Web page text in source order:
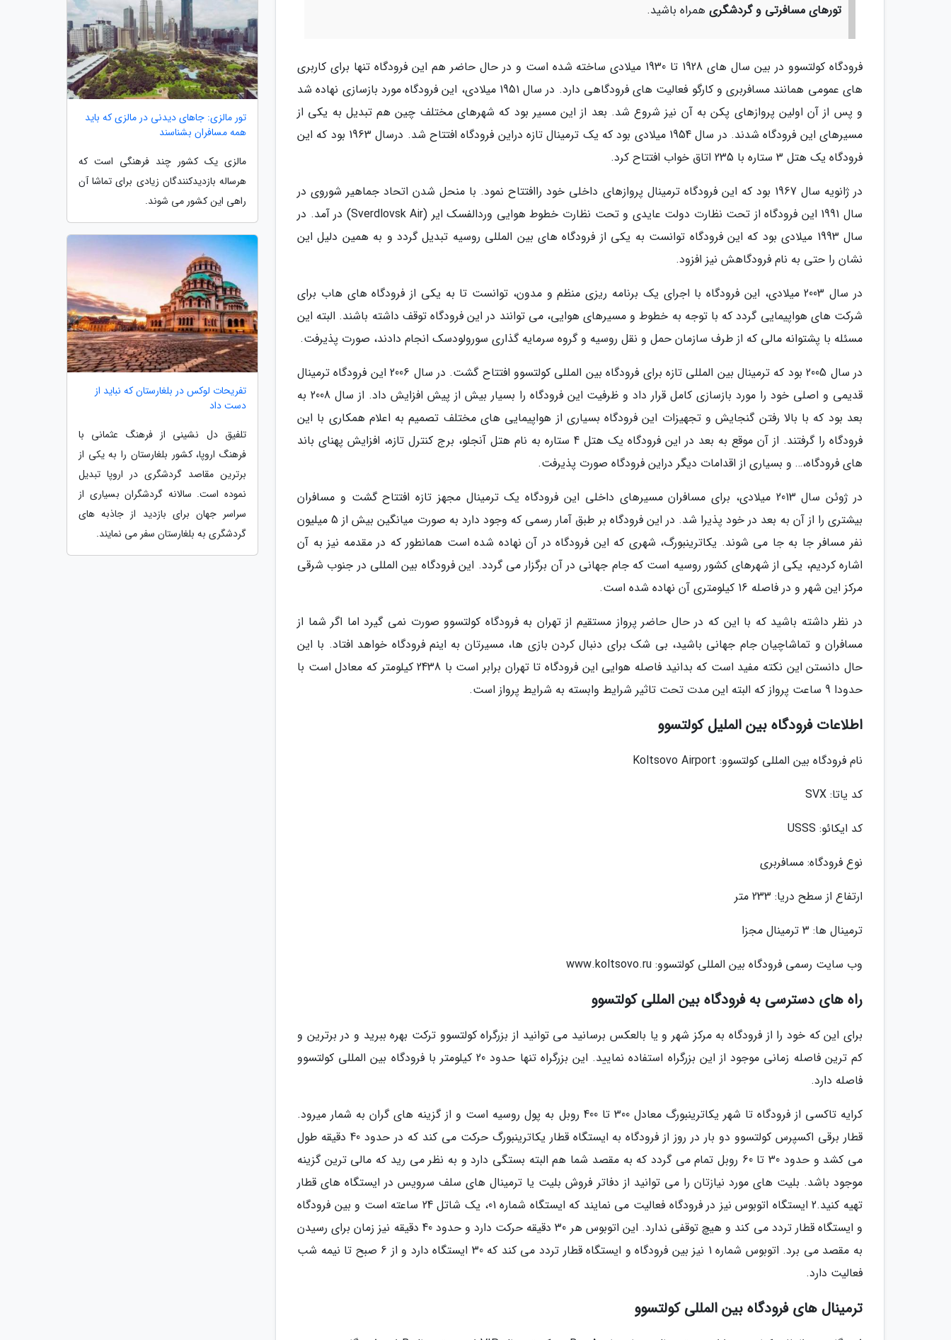
تورهای مسافرتی و گردشگری همراه باشید.
فرودگاه کولتسوو در بین سال های 1928 تا 1930 میلادی ساخته شده است و در حال حاضر هم این فرودگاه تنها برای کاربری
های عمومی همانند مسافربری و کارگو فعالیت های فرودگاهی دارد. در سال 1951 میلادی، این فرودگاه مورد بازسازی نهاده شد
و پس از آن اولین پروازهای پکن به آن نیز شروع شد. بعد از این مسیر بود که شهرهای مختلف چین هم تبدیل به یکی از
مسیرهای این فرودگاه شدند. در سال 1954 میلادی بود که یک ترمینال تازه دراین فرودگاه افتتاح شد. درسال 1963 بود که این
فرودگاه یک هتل 3 ستاره با 235 اتاق خواب افتتاح کرد.
در ژانویه سال 1967 بود که این فرودگاه ترمینال پروازهای داخلی خود راافتتاح نمود. با منحل شدن اتحاد جماهیر شوروی در
سال 1991 این فرودگاه از تحت نظارت دولت عایدی و تحت نظارت خطوط هوایی وردالفسک ایر (Sverdlovsk Air) در آمد. در
سال 1993 میلادی بود که این فرودگاه توانست به یکی از فرودگاه های بین المللی روسیه تبدیل گردد و به همین دلیل این
نشان را حتی به نام فرودگاهش نیز افزود.
در سال 2003 میلادی، این فرودگاه با اجرای یک برنامه ریزی منظم و مدون، توانست تا به یکی از فرودگاه های هاب برای
شرکت های هواپیمایی گردد که با توجه به خطوط و مسیرهای هوایی، می توانند در این فرودگاه توقف داشته باشند. البته این
مسئله با پشتوانه مالی که از طرف سازمان حمل و نقل روسیه و گروه سرمایه گذاری سورولودسک انجام دادند، صورت پذیرفت.
در سال 2005 بود که ترمینال بین المللی تازه برای فرودگاه بین المللی کولتسوو افتتاح گشت. در سال 2006 این فرودگاه ترمینال
قدیمی و اصلی خود را مورد بازسازی کامل قرار داد و ظرفیت این فرودگاه را بسیار بیش از پیش افزایش داد. از سال 2008 به
بعد بود که با بالا رفتن گنجایش و تجهیزات این فرودگاه بسیاری از هواپیمایی های مختلف تصمیم به اعلام همکاری با این
فرودگاه را گرفتند. از آن موقع به بعد در این فرودگاه یک هتل 4 ستاره به نام هتل آنجلو، برج کنترل تازه، افزایش پهنای باند
های فرودگاه،… و بسیاری از اقدامات دیگر دراین فرودگاه صورت پذیرفت.
در ژوئن سال 2013 میلادی، برای مسافران مسیرهای داخلی این فرودگاه یک ترمینال مجهز تازه افتتاح گشت و مسافران
بیشتری را از آن به بعد در خود پذیرا شد. در این فرودگاه بر طبق آمار رسمی که وجود دارد به صورت میانگین بیش از 5 میلیون
نفر مسافر جا به جا می شوند. یکاترینبورگ، شهری که این فرودگاه در آن نهاده شده است همانطور که در مقدمه نیز به آن
اشاره کردیم، یکی از شهرهای کشور روسیه است که جام جهانی در آن برگزار می گردد. این فرودگاه بین المللی در جنوب شرقی
مرکز این شهر و در فاصله 16 کیلومتری آن نهاده شده است.
در نظر داشته باشید که با این که در حال حاضر پرواز مستقیم از تهران به فرودگاه کولتسوو صورت نمی گیرد اما اگر شما از
مسافران و تماشاچیان جام جهانی باشید، بی شک برای دنبال کردن بازی ها، مسیرتان به اینم فرودگاه خواهد افتاد. با این
حال دانستن این نکته مفید است که بدانید فاصله هوایی این فرودگاه تا تهران برابر است با 2438 کیلومتر که معادل است با
حدودا 9 ساعت پرواز که البته این مدت تحت تاثیر شرایط وابسته به شرایط پرواز است.
اطلاعات فرودگاه بین الملیل کولتسوو
نام فرودگاه بین المللی کولتسوو: Koltsovo Airport
کد یاتا: SVX
کد ایکائو: USSS
نوع فرودگاه: مسافربری
ارتفاع از سطح دریا: 233 متر
ترمینال ها: 3 ترمینال مجزا
وب سایت رسمی فرودگاه بین المللی کولتسوو: www.koltsovo.ru
راه های دسترسی به فرودگاه بین المللی کولتسوو
برای این که خود را از فرودگاه به مرکز شهر و یا بالعکس برسانید می توانید از بزرگراه کولتسوو ترکت بهره ببرید و در برترین و
کم ترین فاصله زمانی موجود از این بزرگراه استفاده نمایید. این بزرگراه تنها حدود 20 کیلومتر با فرودگاه بین المللی کولتسوو
فاصله دارد.
کرایه تاکسی از فرودگاه تا شهر یکاترینبورگ معادل 300 تا 400 روبل به پول روسیه است و از گزینه های گران به شمار میرود.
قطار برقی اکسپرس کولتسوو دو بار در روز از فرودگاه به ایستگاه قطار یکاترینبورگ حرکت می کند که در حدود 40 دقیقه طول
می کشد و حدود 30 تا 60 روبل تمام می گردد که به مقصد شما هم البته بستگی دارد و به نظر می رید که مالی ترین گزینه
موجود باشد. بلیت های مورد نیازتان را می توانید از دفاتر فروش بلیت یا ترمینال های سلف سرویس در ایستگاه های قطار
تهیه کنید.2 ایستگاه اتوبوس نیز در فرودگاه فعالیت می نمایند که ایستگاه شماره 01، یک شاتل 24 ساعته است و بین فرودگاه
و ایستگاه قطار تردد می کند و هیچ توقفی ندارد. این اتوبوس هر 30 دقیقه حرکت دارد و حدود 40 دقیقه نیز زمان برای رسیدن
به مقصد می برد. اتوبوس شماره 1 نیز بین فرودگاه و ایستگاه قطار تردد می کند که 30 ایستگاه دارد و از 6 صبح تا نیمه شب
فعالیت دارد.
ترمینال های فرودگاه بین المللی کولتسوو
تور مالزی: جاهای دیدنی در مالزی که باید
همه مسافران بشناسند
مالزی یک کشور چند فرهنگی است که
هرساله بازدیدکنندگان زیادی برای تماشا آن
راهی این کشور می شوند.
تفریحات لوکس در بلغارستان که نباید از
دست داد
تلفیق دل نشینی از فرهنگ عثمانی با
فرهنگ اروپا، کشور بلغارستان را به یکی از
برترین مقاصد گردشگری در اروپا تبدیل
نموده است. سالانه گردشگران بسیاری از
سراسر جهان برای بازدید از جاذبه های
گردشگری به بلغارستان سفر می نمایند.